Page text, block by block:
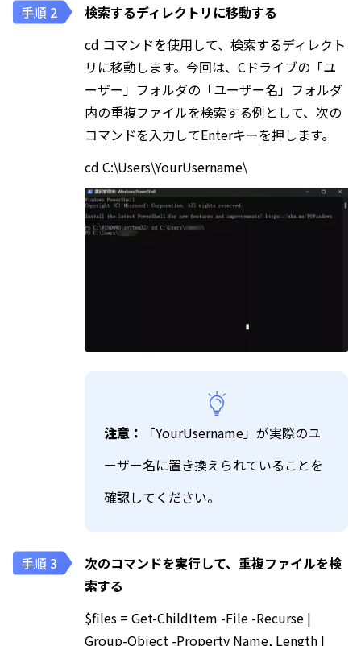
検索するディレクトリに移動する
cd コマンドを使用して、検索するディレクト
リに移動します。今回は、Cドライブの「ユ
ーザー」フォルダの「ユーザー名」フォルダ
内の重複ファイルを検索する例として、次の
コマンドを入力してEnterキーを押します。
cd C:\Users\YourUsername\
注意：
「YourUsername」が実際のユ
ーザー名に置き換えられていることを
確認してください。
次のコマンドを実行して、重複ファイルを検
索する
$files = Get-ChildItem -File -Recurse |
Group-Object -Property Name, Length |